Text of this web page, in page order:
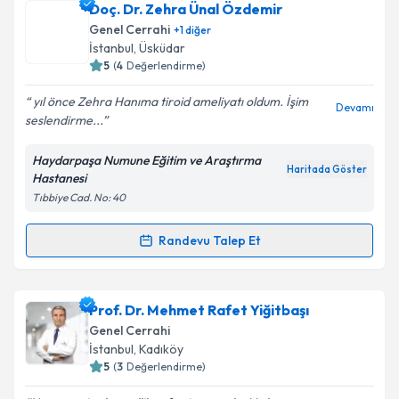
Prof. Dr. Tarık Zafer Nursaliçin randevu takvimi
talebi oluşturun. Size bu uzmandan randevu almanız
için bir takvim hazırlandığında e-posta ile
bilgilendireceğiz.
E-posta Adresiniz
Kişisel verilerimin işlenmesine ilişkin
Metni'ni okudum ve kişisel verilerimin belirtilen
kapsamda işlenmesini kabul ediyorum.
Doç. Dr. Zehra Ünal Özdemir
Genel Cerrahi +1diğer
İstanbul, Üsküdar
5 (4 Değerlendirme)
yıl önce Zehra Hanıma tiroid ameliyatı oldum. İşim
seslendirme...
Devamı
Haydarpaşa Numune Eğitim ve Araştırma
Hastanesi
Haritada Göster
Tıbbiye Cad. No: 40
Randevu Talep Et
Randevu Takvimi Talebi
Doç. Dr. Zehra Ünal Özdemiriçin randevu takvimi
talebi oluşturun. Size bu uzmandan randevu almanız
için bir takvim hazırlandığında e-posta ile
bilgilendireceğiz.
Prof. Dr. Mehmet Rafet Yiğitbaşı
Genel Cerrahi
İstanbul, Kadıköy
5 (3 Değerlendirme)